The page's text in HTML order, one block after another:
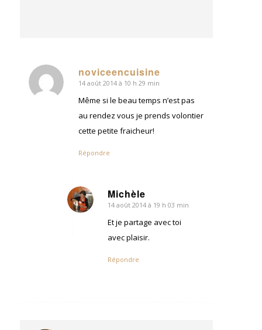
noviceencuisine
dit
:
14 août 2014 à 10 h 29 min
Même si le beau temps n’est pas
au rendez vous je prends volontier
cette petite fraicheur!
Répondre
Michèle
dit
14 août 2014 à 19 h 03 min
Et je partage avec toi
avec plaisir.
Répondre